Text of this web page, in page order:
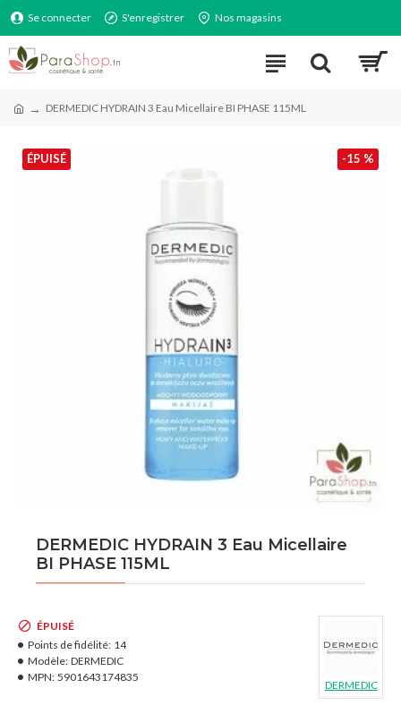
Se connecter S'enregistrer Nos magasins
DERMEDIC HYDRAIN 3 Eau Micellaire BI PHASE 115ML
-15 %
ÉPUISÉ
DERMEDIC HYDRAIN 3 Eau Micellaire
BI PHASE 115ML
ÉPUISÉ
Points de fidélité: 14
Modèle: DERMEDIC
MPN: 5901643174835
DERMEDIC